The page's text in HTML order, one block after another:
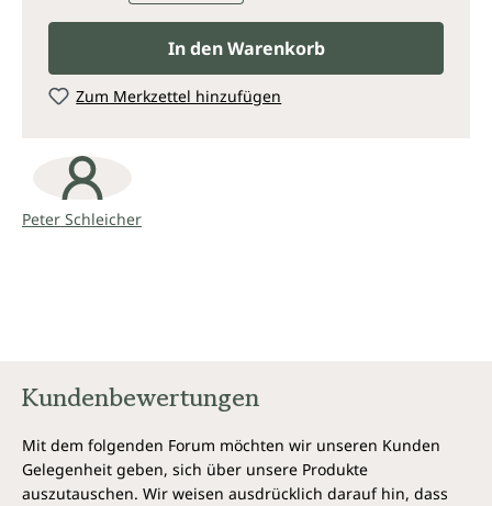
In den Warenkorb
Zum Merkzettel hinzufügen
Peter Schleicher
Kundenbewertungen
Mit dem folgenden Forum möchten wir unseren Kunden
Gelegenheit geben, sich über unsere Produkte
auszutauschen. Wir weisen ausdrücklich darauf hin, dass